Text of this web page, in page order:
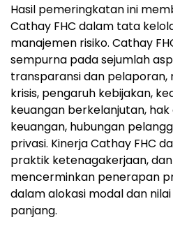
Hasil pemeringkatan ini
Cathay FHC dalam tata
manajemen risiko. Cathay
sempurna pada sejumlah
transparansi dan pelaporan,
krisis, pengaruh kebijakan,
keuangan berkelanjutan, hak
keuangan, hubungan
privasi. Kinerja Cathay FHC
praktik ketenagakerjaan,
mencerminkan penerapan
dalam alokasi modal dan
panjang.